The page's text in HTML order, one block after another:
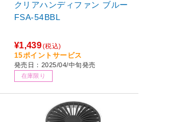
クリアハンディファン ブルー
FSA-54BBL
¥1,439(税込)
15ポイントサービス
発売日：2025/04/中旬発売
在庫限り